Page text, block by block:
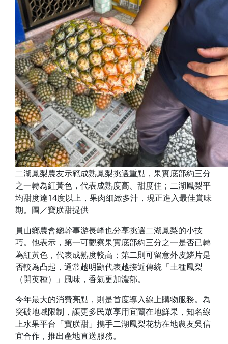
二湖鳳梨農友示範成熟鳳梨挑選重點，果實底部約三分
之一轉為紅黃色，代表成熟度高、甜度佳；二湖鳳梨平
均甜度達14度以上，果肉細緻多汁，現正進入最佳賞味
期。圖／寶朕甜提供
員山鄉農會總幹事游長峰也分享挑選二湖鳳梨的小技
巧。他表示，第一可觀察果實底部約三分之一是否已轉
為紅黃色，代表成熟度較高；第二則可留意外皮鱗片是
否較為凸起，通常越明顯代表越接近傳統「土種鳳梨
（開英種）」風味，香氣更加濃郁。
今年最大的消費亮點，則是首度導入線上購物服務。為
突破地域限制，讓更多民眾享用宜蘭在地鮮果，知名線
上水果平台「寶朕甜」攜手二湖鳳梨花坊在地農友吳信
宜合作，推出產地直送服務。